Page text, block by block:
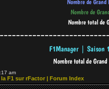
am
F1 sur rFactor | Forum Index